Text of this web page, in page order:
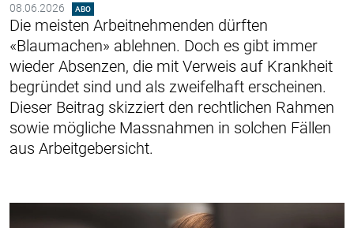
08.06.2026 ABO
Die meisten Arbeitnehmenden dürften
«Blaumachen» ablehnen. Doch es gibt immer
wieder Absenzen, die mit Verweis auf Krankheit
begründet sind und als zweifelhaft erscheinen.
Dieser Beitrag skizziert den rechtlichen Rahmen
sowie mögliche Massnahmen in solchen Fällen
aus Arbeitgebersicht.